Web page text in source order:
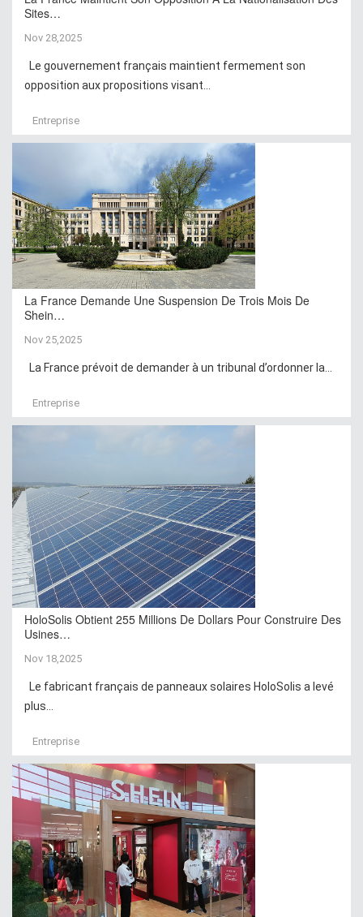
Sites…
Nov 28,2025
Le gouvernement français maintient fermement son
opposition aux propositions visant...
Entreprise
La France Demande Une Suspension De Trois Mois De
Shein…
Nov 25,2025
La France prévoit de demander à un tribunal d’ordonner la...
Entreprise
HoloSolis Obtient 255 Millions De Dollars Pour Construire Des
Usines…
Nov 18,2025
Le fabricant français de panneaux solaires HoloSolis a levé
plus...
Entreprise